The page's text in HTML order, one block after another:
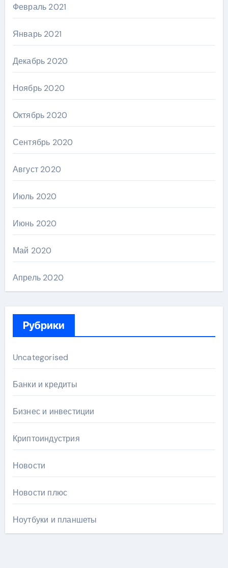
Февраль 2021
Январь 2021
Декабрь 2020
Ноябрь 2020
Октябрь 2020
Сентябрь 2020
Август 2020
Июль 2020
Июнь 2020
Май 2020
Апрель 2020
Рубрики
Uncategorised
Банки и кредиты
Бизнес и инвестиции
Криптоиндустрия
Новости
Новости плюс
Ноутбуки и планшеты